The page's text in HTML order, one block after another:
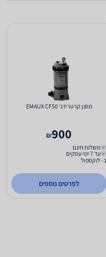
מסנן קרטרידג' EMAUX CF50
900
₪
משלוח חינם
עד 7 ימי עסקים
ב- לוקספול
לפרטים נוספים